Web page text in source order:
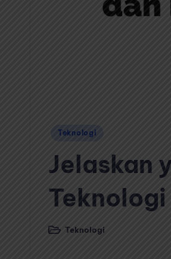
Posted
Teknologi
Jelaskan
PostedTeknologi